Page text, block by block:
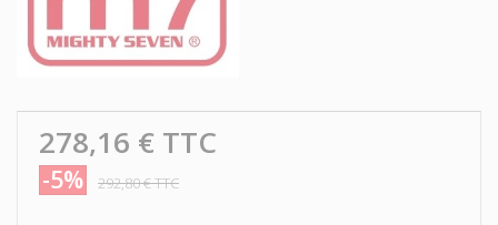
278,16 € TTC
-5% 292,80 €TTC